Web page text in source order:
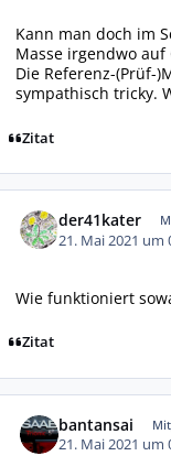
Kann man doch im
Masse irgendwo auf
Die Referenz-(Prüf-
sympathisch tricky.
Zitat
der41kater
21. Mai 2021 um
Wie funktioniert
Zitat
bantansai
21. Mai 2021 um